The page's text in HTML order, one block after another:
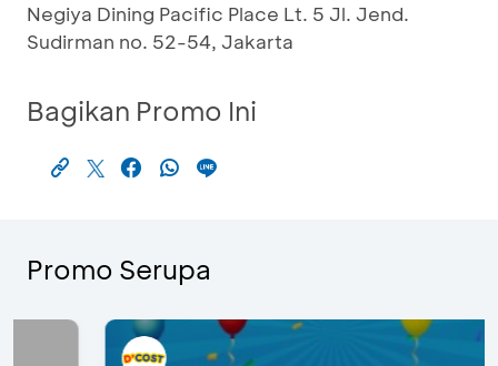
Negiya Dining Pacific Place Lt. 5 Jl. Jend.
Sudirman no. 52-54, Jakarta
Bagikan Promo Ini
Promo Serupa